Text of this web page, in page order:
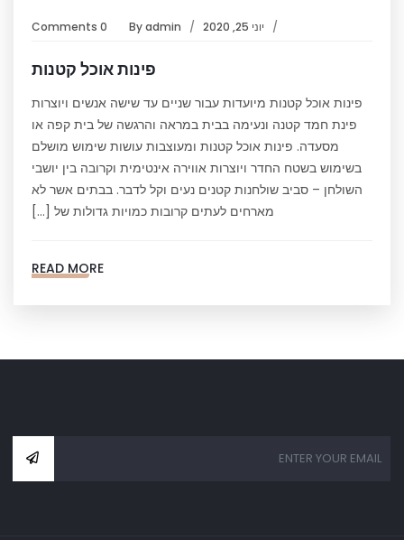
יוני 25, 2020 Byadmin
0 Comments
פינות אוכל קטנות
פינות אוכל קטנות מיועדות עבור שניים עד שישה אנשים ויוצרות
פינת חמד קטנה ונעימה בבית במראה והרגשה של בית קפה או
מסעדה. פינות אוכל קטנות ומעוצבות עושות שימוש מושלם
בשימוש בשטח החדר ויוצרות אווירה אינטימית וקרובה בין יושבי
השולחן – סביב שולחנות קטנים נעים וקל לדבר. בבתים אשר לא
מארחים לעתים קרובות כמויות גדולות של […]
READ MORE